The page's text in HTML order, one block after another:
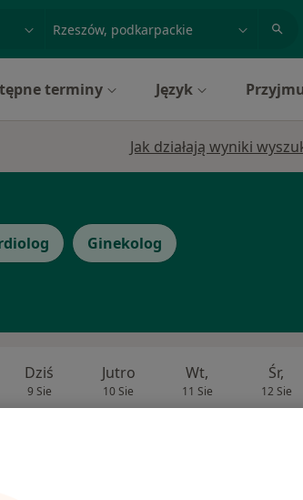
nazwiskomiasto lub dzielnica
terminy Język
Jak działają wyniki
Ginekolog
Dziś
9 Sie
Jutro
10 Sie
Wt,
11 Sie
Śr,
12 Sie